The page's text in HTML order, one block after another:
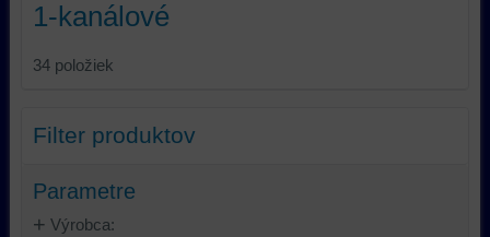
1-kanálové
34 položiek
Filter produktov
Parametre
Výrobca: